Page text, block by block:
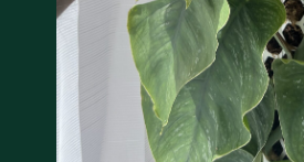
se zpracováním osobních údajů
Více informací zde
.